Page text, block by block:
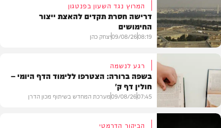
חדשות
המרוץ נגד השעון בפנטגון
דרישה חסרת תקדים להאצת ייצור
החימושים
08:19
09/08/26יצחק כהן
רגע לנשמה
בשפה ברורה: הצטרפו ללימוד הדף היומי –
חולין דף ק'
07:45
09/08/26מערכת המחדש בשיתוף מכון הדרן
הביקור הדרמטי